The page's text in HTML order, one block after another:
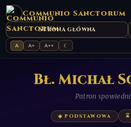
Communio Sanctorum
Strona główna
A A+ A++ ☾
Bł. Michał
Patron
◆ PODSTAWOWA